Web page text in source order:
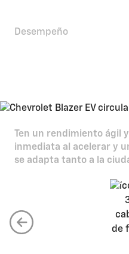
Desempeño
Ten un rendimiento ágil
inmediata al acelerar y
se adapta tanto a la